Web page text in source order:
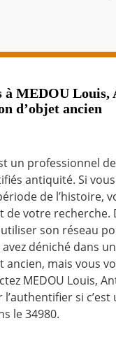
à MEDOU
d’objet ancien
un professionnel de
antiquité. Si
de l’histoire,
de votre recherche.
son réseau
avez déniché dans
mais vous
MEDOU Louis,
si
le 34980.